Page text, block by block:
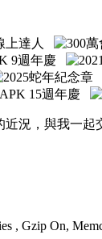
況，與我一起
, Gzip On,